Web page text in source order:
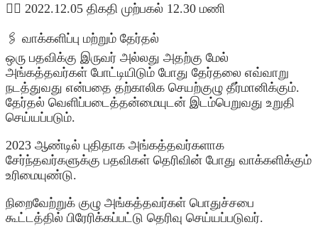
👉🏿 2022.12.05 திகதி முற்பகல் 12.30 மணி
🖇️ வாக்களிப்பு மற்றும் தேர்தல்
ஒரு பதவிக்கு இருவர் அல்லது அதற்கு மேல்
அங்கத்தவர்கள் போட்டியிடும் போது தேர்தலை எவ்வாறு
நடத்துவது என்பதை தற்காலிக செயற்குழு தீர்மானிக்கும்.
தேர்தல் வெளிப்படைத்தன்மையுடன் இடம்பெறுவது உறுதி
செய்யப்படும்.
2023 ஆண்டில் புதிதாக அங்கத்தவர்களாக
சேர்ந்தவர்களுக்கு பதவிகள் தெரிவின் போது வாக்களிக்கும்
உரிமையுண்டு.
நிறைவேற்றுக் குழு அங்கத்தவர்கள் பொதுச்சபை
கூட்டத்தில் பிரேரிக்கப்பட்டு தெரிவு செய்யப்படுவர்.